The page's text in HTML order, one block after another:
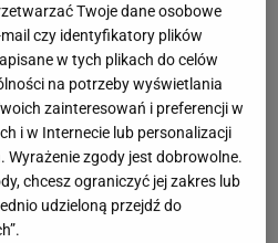
Twoje dane osobowe
czy identyfikatory plików
w tych plikach do celów
na potrzeby wyświetlania
zainteresowań i preferencji w
i w Internecie lub personalizacji
zgody jest dobrowolne.
chcesz ograniczyć jej zakres lub
udzieloną przejdź do